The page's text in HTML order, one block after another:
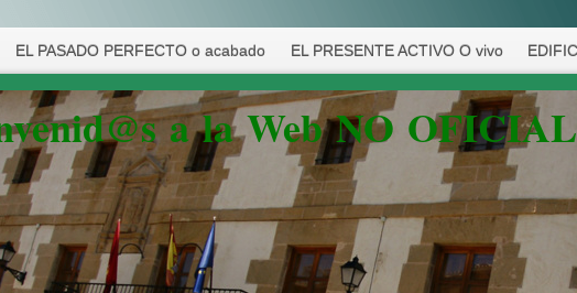
EL PASADO PERFECTO o acabado EL PRESENTE ACTIVO O vivo
a la Web NO